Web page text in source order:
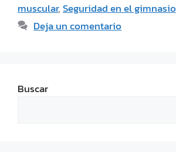
muscular,Seguridad en el gimnasio
Deja un comentario
Buscar